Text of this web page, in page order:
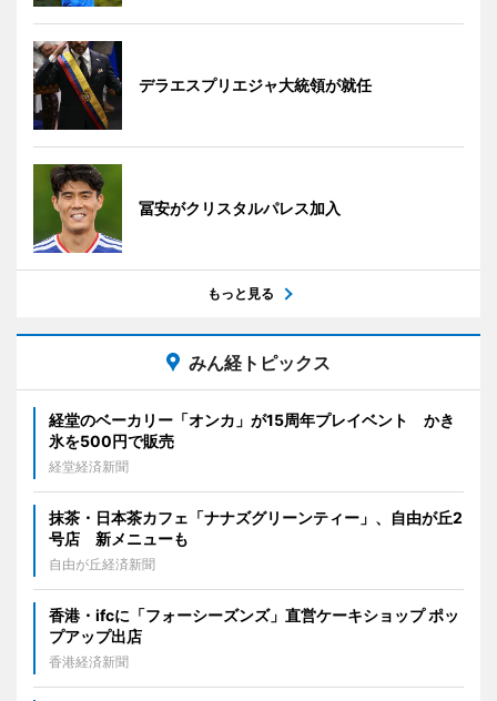
デラエスプリエジャ大統領が就任
冨安がクリスタルパレス加入
もっと見る
みん経トピックス
経堂のベーカリー「オンカ」が15周年プレイベント かき
氷を500円で販売
経堂経済新聞
抹茶・日本茶カフェ「ナナズグリーンティー」、自由が丘2
号店 新メニューも
自由が丘経済新聞
香港・ifcに「フォーシーズンズ」直営ケーキショップ ポッ
プアップ出店
香港経済新聞